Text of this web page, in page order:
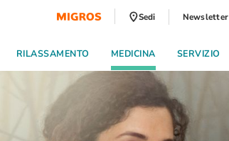
Sedi Newsletter
RILASSAMENTO MEDICINA SERVIZIO